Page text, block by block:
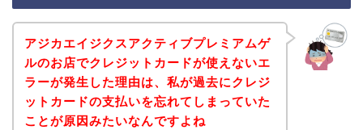
アジカエイジクスアクティブプレミアムゲ
ルのお店でクレジットカードが使えないエ
ラーが発生した理由は、私が過去にクレジ
ットカードの支払いを忘れてしまっていた
ことが原因みたいなんですよね